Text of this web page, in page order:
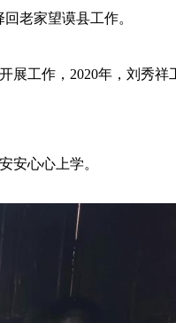
老家望谟县工作。
展工作，2020年，刘秀祥
安心心上学。